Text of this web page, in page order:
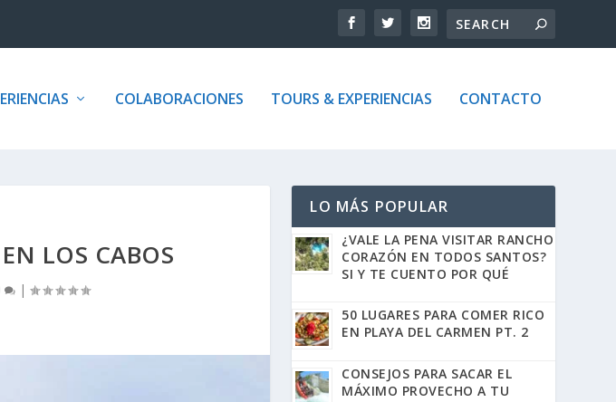
COLABORACIONES TOURS & EXPERIENCIAS CONTACTO
LOS CABOS
|
LO MÁS POPULAR
¿VALE LA PENA VISITAR RANCHO
CORAZÓN EN TODOS SANTOS?
SI Y TE CUENTO POR QUÉ
50 LUGARES PARA COMER RICO
EN PLAYA DEL CARMEN PT. 2
CONSEJOS PARA SACAR EL
MÁXIMO PROVECHO A TU